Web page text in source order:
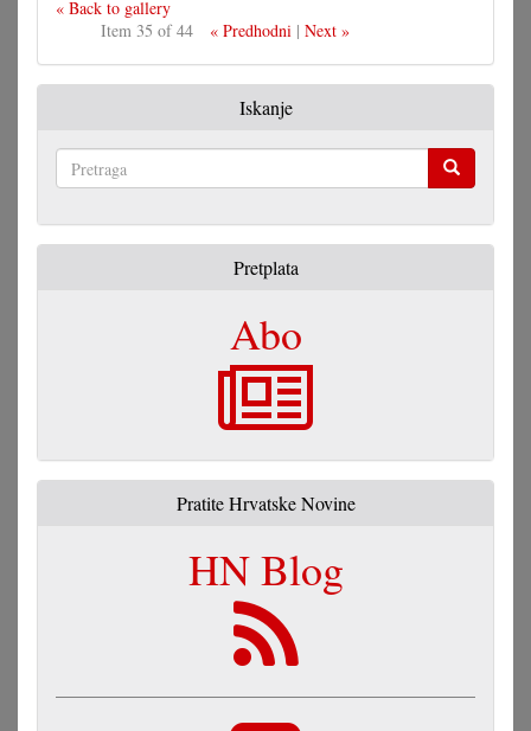
« Back to gallery
Item 35 of 44
« Predhodni| Next »
Iskanje
Pretplata
Abo
Pratite Hrvatske Novine
HN Blog